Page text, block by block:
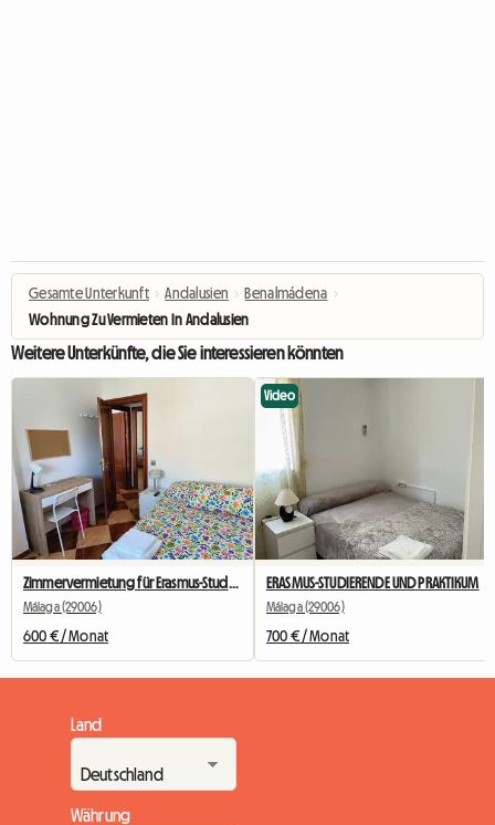
Gesamte Unterkunft › Andalusien › Benalmádena ›
Wohnung Zu Vermieten In Andalusien
Weitere Unterkünfte, die Sie interessieren könnten
Málaga (29006)
600 € / Monat
Video
ERASMUS-STUDIERENDE UND PRAKTIKUM
Málaga (29006)
700 € / Monat
Land
Währung